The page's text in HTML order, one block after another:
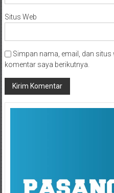
Situs Web
Simpan nama, email, dan
komentar saya berikutnya.